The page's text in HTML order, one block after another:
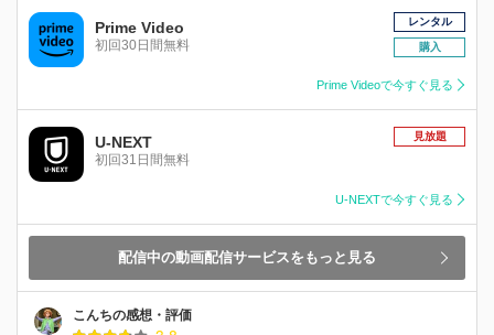
Prime Video
初回30日間無料
レンタル
購入
Prime Videoで今すぐ見る
U-NEXT
初回31日間無料
見放題
U-NEXTで今すぐ見る
配信中の動画配信サービスをもっと見る
こんちの感想・評価